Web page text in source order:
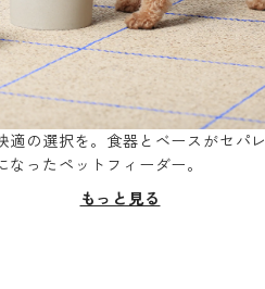
適の選択を。食器とベースがセパレ
なったペットフィーダー。
もっと見る